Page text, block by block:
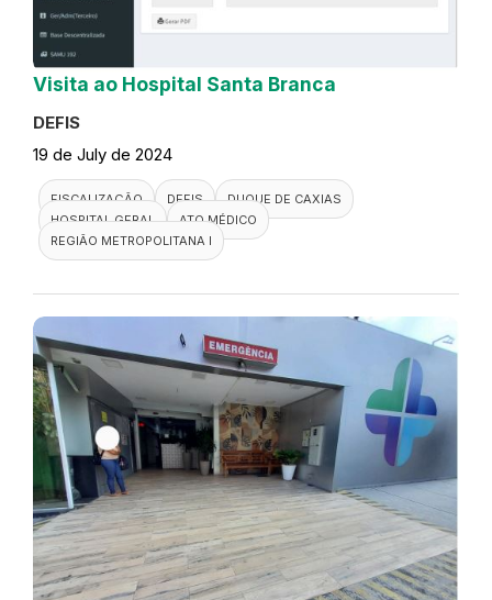
Visita ao Hospital Santa Branca
DEFIS
19 de July de 2024
FISCALIZAÇÃO DEFIS
DUQUE DE CAXIAS
HOSPITAL GERAL
ATO MÉDICO
REGIÃO METROPOLITANA I